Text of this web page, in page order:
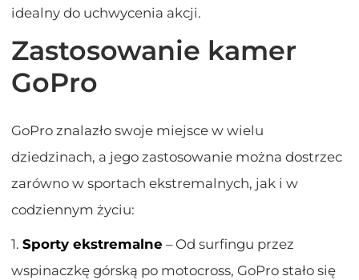
idealny do uchwycenia akcji.
Zastosowanie kamer
GoPro
GoPro znalazło swoje miejsce w wielu
dziedzinach, a jego zastosowanie można dostrzec
zarówno w sportach ekstremalnych, jak i w
codziennym życiu:
1.Sporty ekstremalne – Od surfingu przez
wspinaczkę górską po motocross, GoPro stało się